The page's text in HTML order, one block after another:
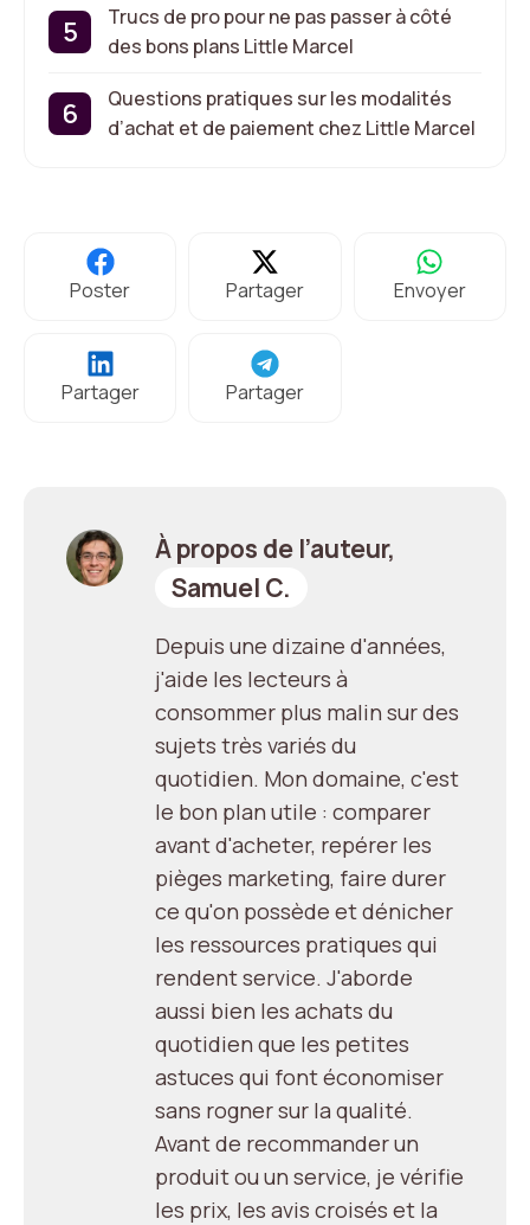
Trucs de pro pour ne pas passer à côté
des bons plans Little Marcel
Questions pratiques sur les modalités
d’achat et de paiement chez Little Marcel
Poster Partager Envoyer
Partager Partager
À propos de l’auteur,
Samuel C.
Depuis une dizaine d'années,
j'aide les lecteurs à
consommer plus malin sur des
sujets très variés du
quotidien. Mon domaine, c'est
le bon plan utile : comparer
avant d'acheter, repérer les
pièges marketing, faire durer
ce qu'on possède et dénicher
les ressources pratiques qui
rendent service. J'aborde
aussi bien les achats du
quotidien que les petites
astuces qui font économiser
sans rogner sur la qualité.
Avant de recommander un
produit ou un service, je vérifie
les prix, les avis croisés et la